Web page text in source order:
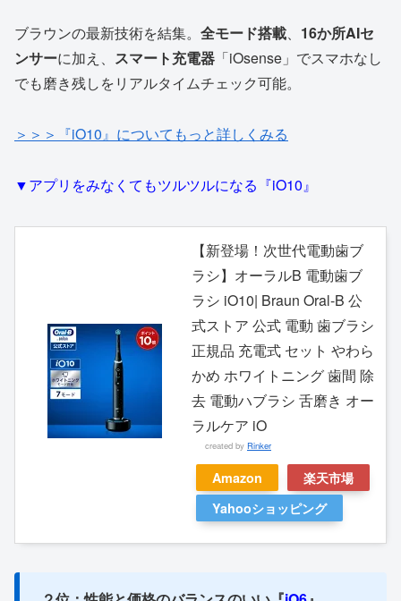
ブラウンの最新技術を結集。 全モード搭載、 16か所AIセ
ンサーに加え、 スマート充電器 「iOsense」でスマホなし
でも磨き残しをリアルタイムチェック可能。
＞＞＞『iO10』についてもっと詳しくみる
▼アプリをみなくてもツルツルになる『iO10』
【新登場！次世代電動歯ブ
ラシ】オーラルB 電動歯ブ
ラシ iO10| Braun Oral-B 公
式ストア 公式 電動 歯ブラシ
正規品 充電式 セット やわら
かめ ホワイトニング 歯間 除
去 電動ハブラシ 舌磨き オー
ラルケア iO
created by Rinker
Amazon
楽天市場
Yahooショッピング